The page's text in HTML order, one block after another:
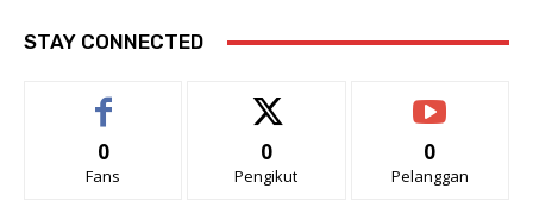
STAY CONNECTED
0
Fans
0
Pengikut
0
Pelanggan